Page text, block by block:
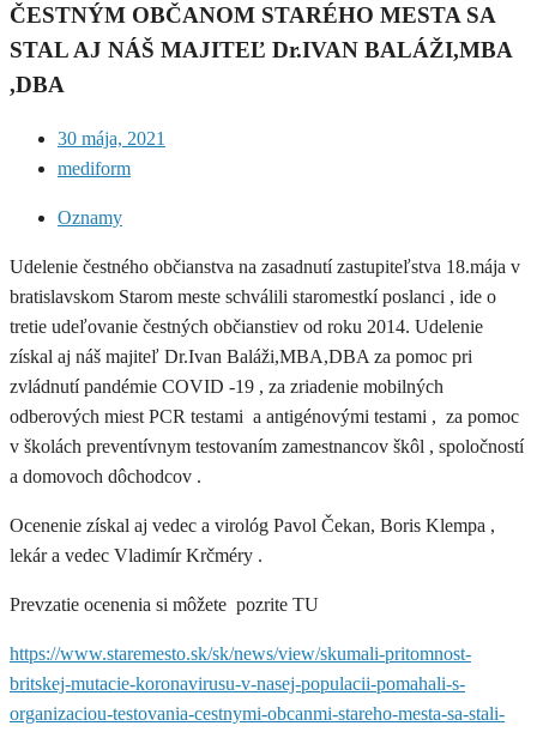
ČESTNÝM OBČANOM STARÉHO MESTA SA
STAL AJ NÁŠ MAJITEĽ Dr.IVAN BALÁŽI,MBA
,DBA
30 mája, 2021
mediform
Oznamy
Udelenie čestného občianstva na zasadnutí zastupiteľstva 18.mája v
bratislavskom Starom meste schválili staromestkí poslanci , ide o
tretie udeľovanie čestných občianstiev od roku 2014. Udelenie
získal aj náš majiteľ Dr.Ivan Baláži,MBA,DBA za pomoc pri
zvládnutí pandémie COVID -19 , za zriadenie mobilných
odberových miest PCR testami a antigénovými testami , za pomoc
v školách preventívnym testovaním zamestnancov škôl , spoločností
a domovoch dôchodcov .
Ocenenie získal aj vedec a virológ Pavol Čekan, Boris Klempa ,
lekár a vedec Vladimír Krčméry .
Prevzatie ocenenia si môžete pozrite TU
https://www.staremesto.sk/sk/news/view/skumali-pritomnost-
britskej-mutacie-koronavirusu-v-nasej-populacii-pomahali-s-
organizaciou-testovania-cestnymi-obcanmi-stareho-mesta-sa-stali-